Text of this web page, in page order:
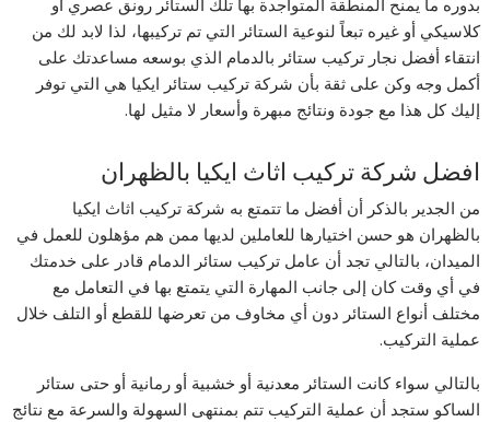
بدوره ما يمنح المنطقة المتواجدة بها تلك الستائر رونق عصري أو
كلاسيكي أو غيره تبعاً لنوعية الستائر التي تم تركيبها، لذا لابد لك من
انتقاء أفضل نجار تركيب ستائر بالدمام الذي بوسعه مساعدتك على
أكمل وجه وكن على ثقة بأن شركة تركيب ستائر ايكيا هي التي توفر
إليك كل هذا مع جودة ونتائج مبهرة وأسعار لا مثيل لها.
افضل شركة تركيب اثاث ايكيا بالظهران
من الجدير بالذكر أن أفضل ما تتمتع به شركة تركيب اثاث ايكيا
بالظهران هو حسن اختيارها للعاملين لديها ممن هم مؤهلون للعمل في
الميدان، بالتالي تجد أن عامل تركيب ستائر الدمام قادر على خدمتك
في أي وقت كان إلى جانب المهارة التي يتمتع بها في التعامل مع
مختلف أنواع الستائر دون أي مخاوف من تعرضها للقطع أو التلف خلال
عملية التركيب.
بالتالي سواء كانت الستائر معدنية أو خشبية أو رمانية أو حتى ستائر
الساكو ستجد أن عملية التركيب تتم بمنتهى السهولة والسرعة مع نتائج